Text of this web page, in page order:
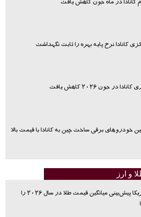
کانادا نرخ پایه بهره را ثابت نگهداشت
در جون ۲۰۲۶ کاهش یافت
خودروهای برقی ساخت چین به کانادا با قیمت بالا
و ارز
بانک آمریکا پیش‌بینی میانگین قیمت طلا در سال ۲۰۲۶ را